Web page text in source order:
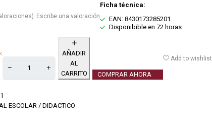
Escribe una valoración
Ficha técnica:
EAN: 8430173285201
Disponibible en 72 horas
AÑADIR
AL
CARRITO
COMPRAR AHORA
Add to wishlist
ESCOLAR / DIDACTICO